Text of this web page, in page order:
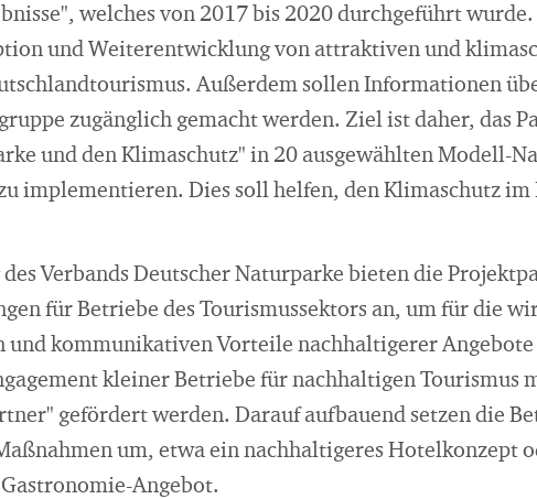
welches von 2017 bis 2020 durchgeführt
und Weiterentwicklung von attraktiven und
Außerdem sollen Informationen
zugänglich gemacht werden. Ziel ist daher, das
und den Klimaschutz" in 20 ausgewählten Modell-
implementieren. Dies soll helfen, den Klimaschutz
Verbands Deutscher Naturparke bieten die
für Betriebe des Tourismussektors an, um für die
kommunikativen Vorteile nachhaltigerer Angebote
kleiner Betriebe für nachhaltigen Tourismus
gefördert werden. Darauf aufbauend setzen die
um, etwa ein nachhaltigeres Hotelkonzept
Angebot.